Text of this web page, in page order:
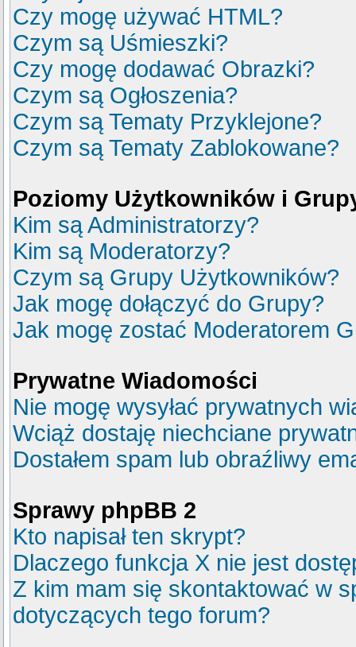
Czy mogę używać HTML?
Czym są Uśmieszki?
Czy mogę dodawać Obrazki?
Czym są Ogłoszenia?
Czym są Tematy Przyklejone?
Czym są Tematy Zablokowane?
Poziomy Użytkowników i
Kim są Administratorzy?
Kim są Moderatorzy?
Czym są Grupy Użytkowników?
Jak mogę dołączyć do Grupy?
Jak mogę zostać Moderatorem
Prywatne Wiadomości
Nie mogę wysyłać prywatnych
Wciąż dostaję niechciane
Dostałem spam lub obraźliwy
Sprawy phpBB 2
Kto napisał ten skrypt?
Dlaczego funkcja X nie jest
Z kim mam się skontaktować w
dotyczących tego forum?